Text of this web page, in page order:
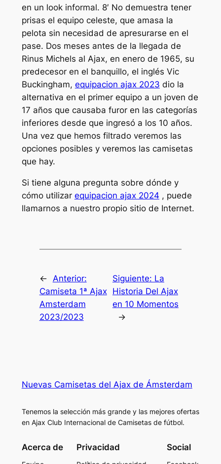
en un look informal. 8′ No demuestra tener
prisas el equipo celeste, que amasa la
pelota sin necesidad de apresurarse en el
pase. Dos meses antes de la llegada de
Rinus Michels al Ajax, en enero de 1965, su
predecesor en el banquillo, el inglés Vic
Buckingham, equipacion ajax 2023 dio la
alternativa en el primer equipo a un joven de
17 años que causaba furor en las categorías
inferiores desde que ingresó a los 10 años.
Una vez que hemos filtrado veremos las
opciones posibles y veremos las camisetas
que hay.
Si tiene alguna pregunta sobre dónde y
cómo utilizar equipacion ajax 2024 , puede
llamarnos a nuestro propio sitio de Internet.
← Anterior:
Camiseta 1ª Ajax
Amsterdam
2023/2023
Siguiente: La
Historia Del Ajax
en 10 Momentos
→
Nuevas Camisetas del Ajax de Ámsterdam
Tenemos la selección más grande y las mejores ofertas
en Ajax Club Internacional de Camisetas de fútbol.
Acerca de Privacidad Social